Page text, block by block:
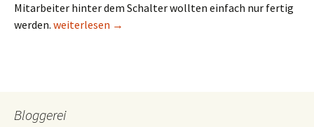
Mitarbeiter hinter dem Schalter wollten einfach nur fertig
werden. Flug und Anreise nach Abu Dabab
weiterlesen →
Bloggerei